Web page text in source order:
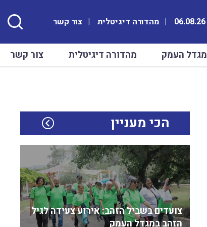
מהדורה דיגיטלית צור קשר
מגדל העמק מהדורה דיגיטלית צור קשר
הכי מעניין
צועדים בשביל הזהב: אירוע צעידה לגיל
הזהב במגדל העמק